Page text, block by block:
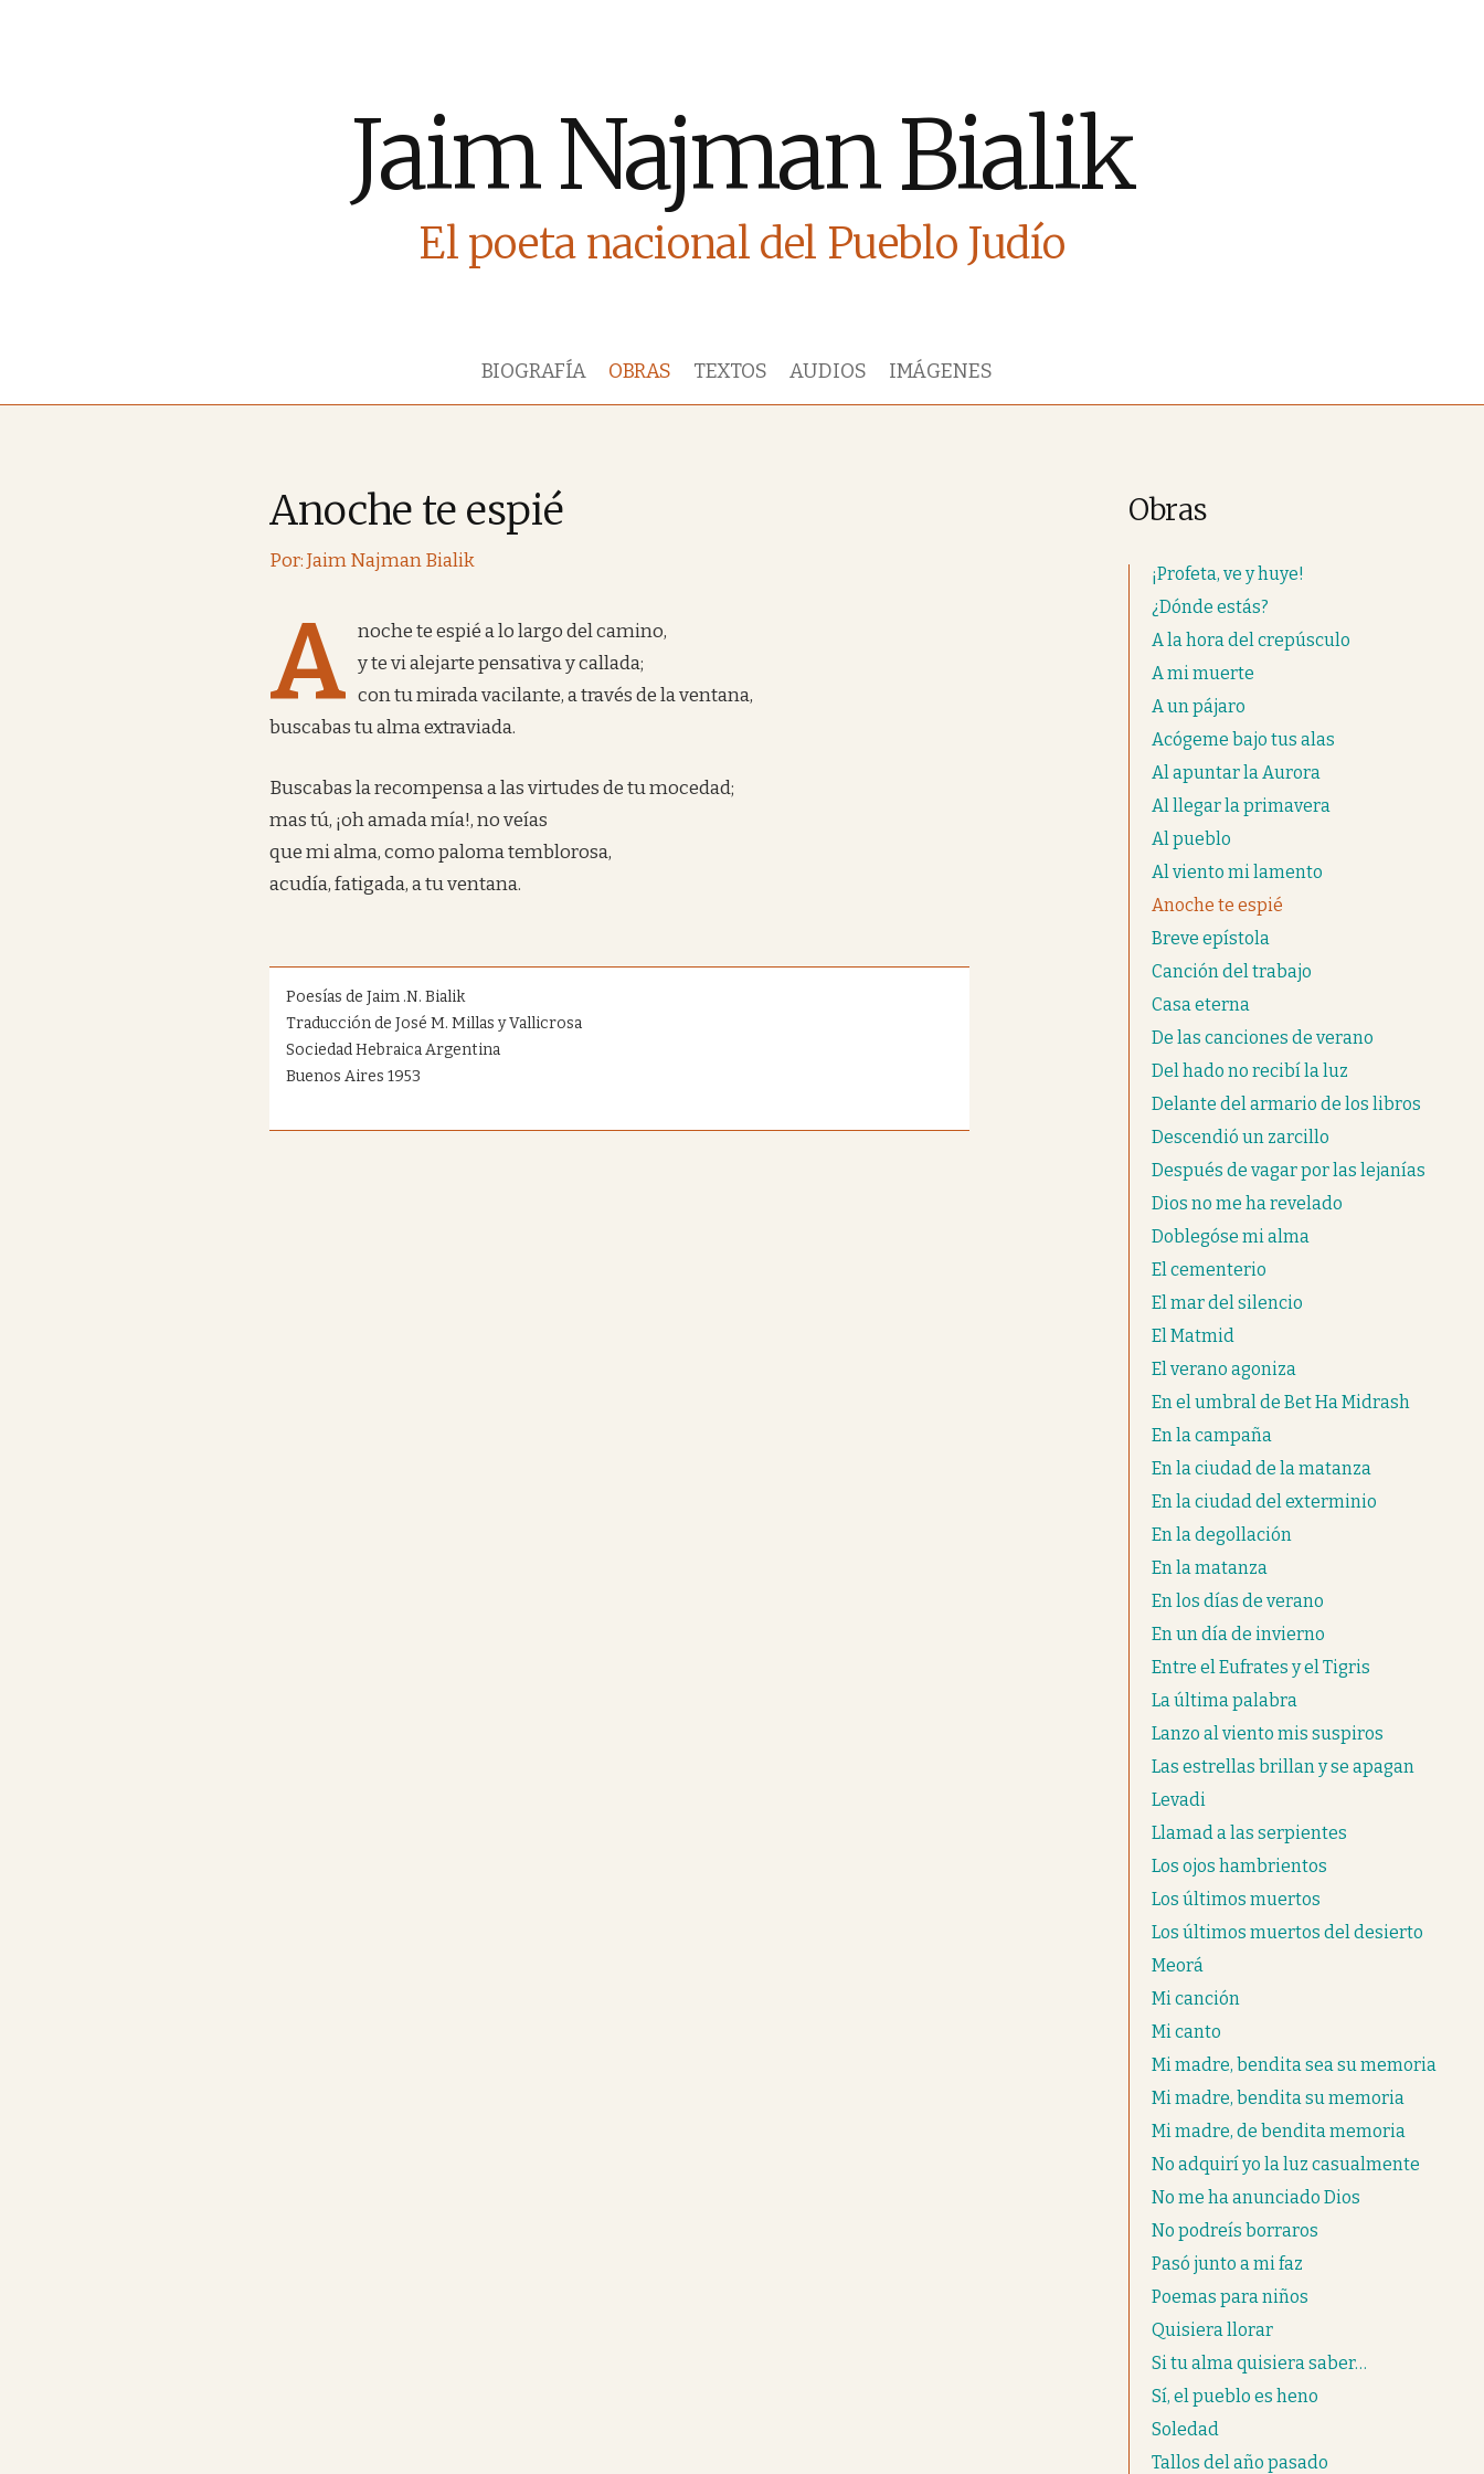
Jaim Najman Bialik
El poeta nacional del Pueblo Judío
BIOGRAFÍA OBRAS TEXTOS AUDIOS IMÁGENES
Obras
¡Profeta, ve y huye!
¿Dónde estás?
A la hora del crepúsculo
A mi muerte
A un pájaro
Acógeme bajo tus alas
Al apuntar la Aurora
Al llegar la primavera
Al pueblo
Al viento mi lamento
Anoche te espié
Breve epístola
Canción del trabajo
Casa eterna
De las canciones de verano
Del hado no recibí la luz
Delante del armario de los libros
Descendió un zarcillo
Después de vagar por las lejanías
Dios no me ha revelado
Doblegóse mi alma
El cementerio
El mar del silencio
El Matmid
El verano agoniza
En el umbral de Bet Ha Midrash
En la campaña
En la ciudad de la matanza
En la ciudad del exterminio
En la degollación
En la matanza
En los días de verano
En un día de invierno
Entre el Eufrates y el Tigris
La última palabra
Lanzo al viento mis suspiros
Las estrellas brillan y se apagan
Levadi
Llamad a las serpientes
Los ojos hambrientos
Los últimos muertos
Los últimos muertos del desierto
Meorá
Mi canción
Mi canto
Mi madre, bendita sea su memoria
Mi madre, bendita su memoria
Mi madre, de bendita memoria
No adquirí yo la luz casualmente
No me ha anunciado Dios
No podreís borraros
Pasó junto a mi faz
Poemas para niños
Quisiera llorar
Si tu alma quisiera saber…
Sí, el pueblo es heno
Soledad
Tallos del año pasado
Anoche te espié
Por: Jaim Najman Bialik
A noche te espié a lo largo del camino,
y te vi alejarte pensativa y callada;
con tu mirada vacilante, a través de la ventana,
buscabas tu alma extraviada.
Buscabas la recompensa a las virtudes de tu mocedad;
mas tú, ¡oh amada mía!, no veías
que mi alma, como paloma temblorosa,
acudía, fatigada, a tu ventana.
Poesías de Jaim .N. Bialik
Traducción de José M. Millas y Vallicrosa
Sociedad Hebraica Argentina
Buenos Aires 1953